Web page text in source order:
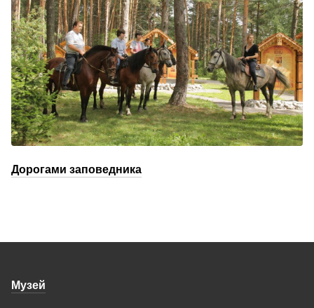
Дорогами заповедника
Музей